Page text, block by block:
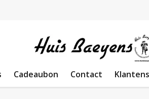
Cadeaubon Contact